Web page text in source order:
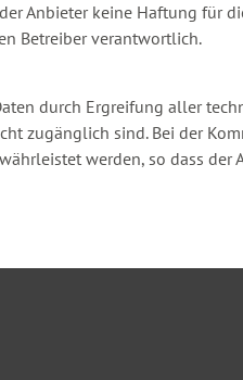
Anbieter keine Haftung für
Betreiber verantwortlich.
durch Ergreifung aller
zugänglich sind. Bei der
werden, so dass der